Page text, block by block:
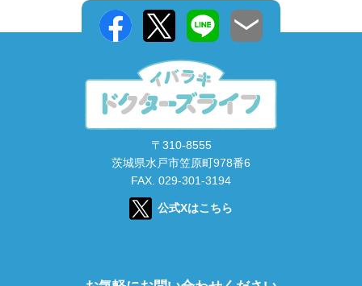
〒310-8555
茨城県水戸市笠原町978番6
FAX. 029-301-3194
公式Xはこちら